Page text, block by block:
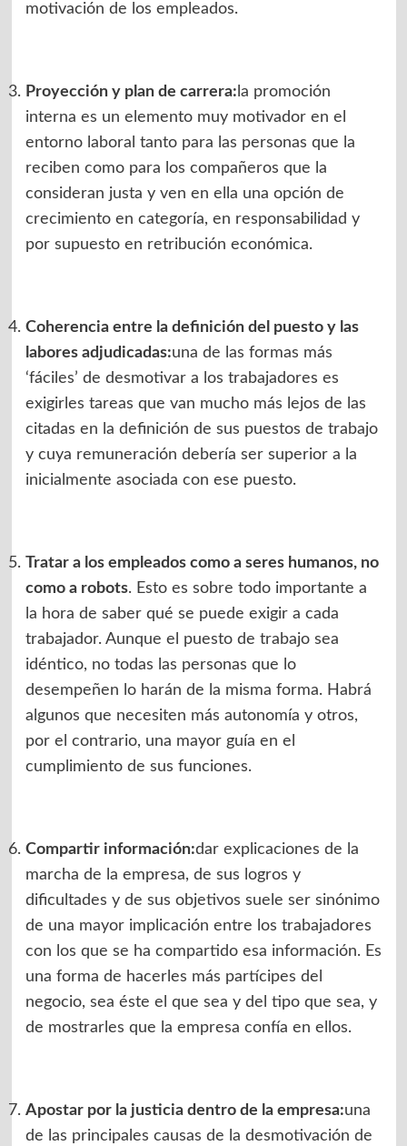
motivación de los empleados.
Proyección y plan de carrera: la promoción
interna es un elemento muy motivador en el
entorno laboral tanto para las personas que la
reciben como para los compañeros que la
consideran justa y ven en ella una opción de
crecimiento en categoría, en responsabilidad y
por supuesto en retribución económica.
Coherencia entre la definición del puesto y las
labores adjudicadas:una de las formas más
‘fáciles’ de desmotivar a los trabajadores es
exigirles tareas que van mucho más lejos de las
citadas en la definición de sus puestos de trabajo
y cuya remuneración debería ser superior a la
inicialmente asociada con ese puesto.
Tratar a los empleados como a seres humanos, no
como a robots. Esto es sobre todo importante a
la hora de saber qué se puede exigir a cada
trabajador. Aunque el puesto de trabajo sea
idéntico, no todas las personas que lo
desempeñen lo harán de la misma forma. Habrá
algunos que necesiten más autonomía y otros,
por el contrario, una mayor guía en el
cumplimiento de sus funciones.
Compartir información:dar explicaciones de la
marcha de la empresa, de sus logros y
dificultades y de sus objetivos suele ser sinónimo
de una mayor implicación entre los trabajadores
con los que se ha compartido esa información. Es
una forma de hacerles más partícipes del
negocio, sea éste el que sea y del tipo que sea, y
de mostrarles que la empresa confía en ellos.
Apostar por la justicia dentro de la empresa:una
de las principales causas de la desmotivación de